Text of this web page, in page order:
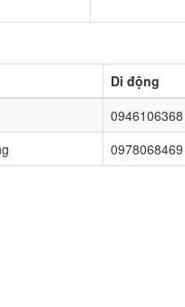
Di động
0946106368
0978068469